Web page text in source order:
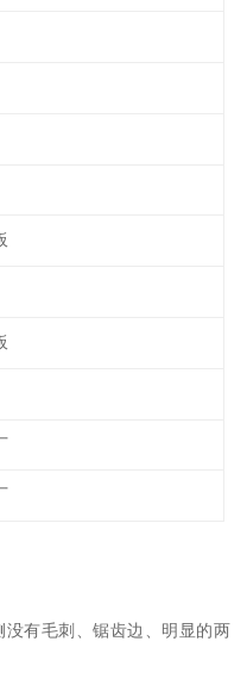
有毛刺、锯齿边、明显的两